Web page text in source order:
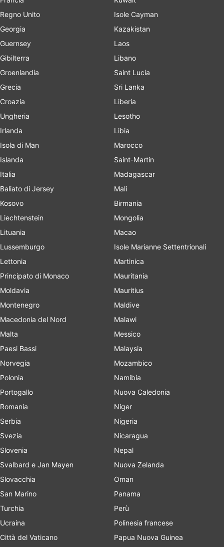
Regno Unito
Georgia
Guernsey
Gibilterra
Groenlandia
Grecia
Croazia
Ungheria
Irlanda
Isola di Man
Islanda
Italia
Baliato di Jersey
Kosovo
Liechtenstein
Lituania
Lussemburgo
Lettonia
Principato di Monaco
Moldavia
Montenegro
Macedonia del Nord
Malta
Paesi Bassi
Norvegia
Polonia
Portogallo
Romania
Serbia
Svezia
Slovenia
Svalbard e Jan Mayen
Slovacchia
San Marino
Turchia
Ucraina
Città del Vaticano
Isole Cayman
Kazakistan
Laos
Libano
Saint Lucia
Sri Lanka
Liberia
Lesotho
Libia
Marocco
Saint-Martin
Madagascar
Mali
Birmania
Mongolia
Macao
Isole Marianne Settentrionali
Martinica
Mauritania
Mauritius
Maldive
Malawi
Messico
Malaysia
Mozambico
Namibia
Nuova Caledonia
Niger
Nigeria
Nicaragua
Nepal
Nuova Zelanda
Oman
Panama
Perù
Polinesia francese
Papua Nuova Guinea